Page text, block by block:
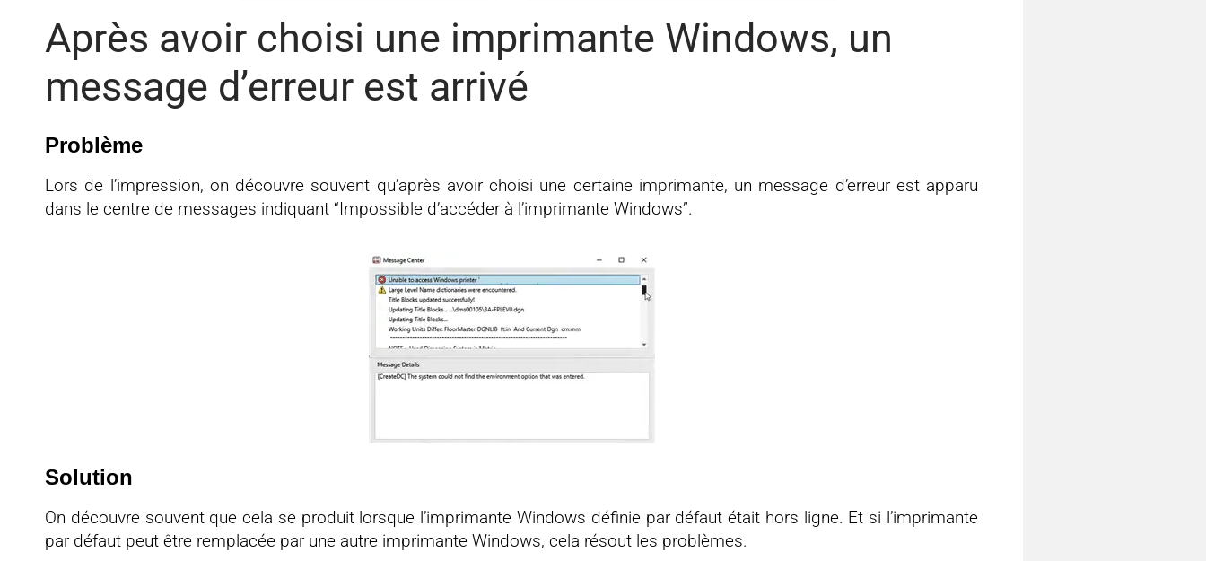
Après avoir choisi une imprimante Windows, un
message d’erreur est arrivé
Problème
Lors de l’impression, on découvre souvent qu’après avoir choisi une certaine imprimante, un message d’erreur est apparu
dans le centre de messages indiquant “Impossible d’accéder à l’imprimante Windows”.
Solution
On découvre souvent que cela se produit lorsque l’imprimante Windows définie par défaut était hors ligne. Et si l’imprimante
par défaut peut être remplacée par une autre imprimante Windows, cela résout les problèmes.